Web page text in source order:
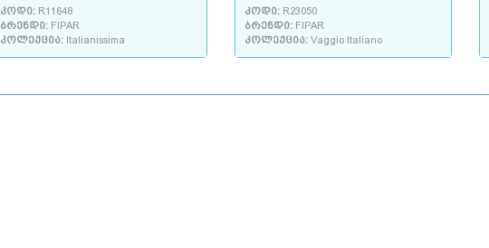
კოდი: R11648
ბრენდი: FIPAR
კოლექცია: Italianissima
კოდი: R23050
ბრენდი: FIPAR
კოლექცია: Vaggio Italiano